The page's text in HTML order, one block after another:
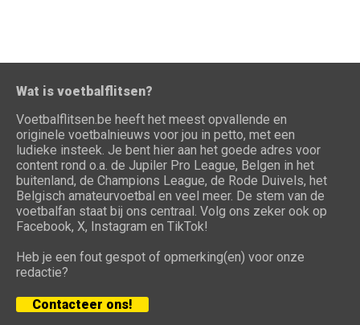
Wat is voetbalflitsen?
Voetbalflitsen.be heeft het meest opvallende en
originele voetbalnieuws voor jou in petto, met een
ludieke insteek. Je bent hier aan het goede adres voor
content rond o.a. de Jupiler Pro League, Belgen in het
buitenland, de Champions League, de Rode Duivels, het
Belgisch amateurvoetbal en veel meer. De stem van de
voetbalfan staat bij ons centraal. Volg ons zeker ook op
Facebook, X, Instagram en TikTok!
Heb je een fout gespot of opmerking(en) voor onze
redactie?
Contacteer ons!